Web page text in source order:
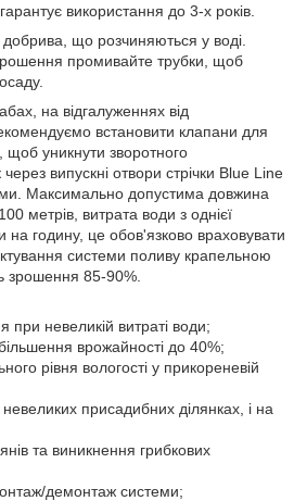
використання до 3-х років.
добрива, що розчиняються у воді.
промивайте трубки, щоб
на відгалуженнях від
встановити клапани для
щоб уникнути зворотного
випускні отвори стрічки Blue Line
Максимально допустима довжина
метрів, витрата води з однієї
на годину, це обов'язково враховувати
системи поливу крапельною
зрошення 85-90%.
при невеликій витраті води;
врожайності до 40%;
рівня вологості у прикореневій
присадибних ділянках, і на
та виникнення грибкових
демонтаж системи;